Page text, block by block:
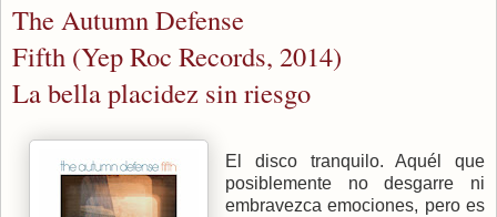
The Autumn Defense
Fifth (Yep Roc Records, 2014)
La bella placidez sin riesgo
El disco tranquilo. Aquél que
posiblemente no desgarre ni
embravezca emociones, pero es